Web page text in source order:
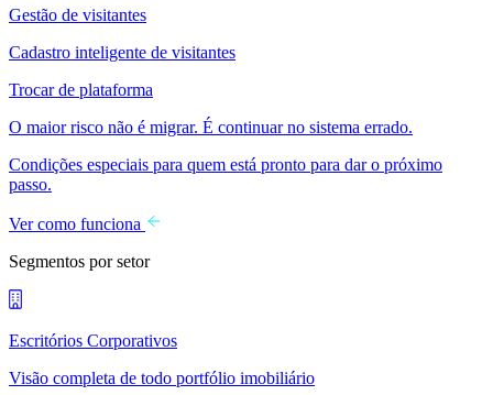
Gestão de visitantes
Cadastro inteligente de visitantes
Trocar de plataforma
O maior risco não é migrar. É continuar no sistema errado.
Condições especiais para quem está pronto para dar o próximo
passo.
Ver como funciona
Segmentos por setor
Escritórios Corporativos
Visão completa de todo portfólio imobiliário